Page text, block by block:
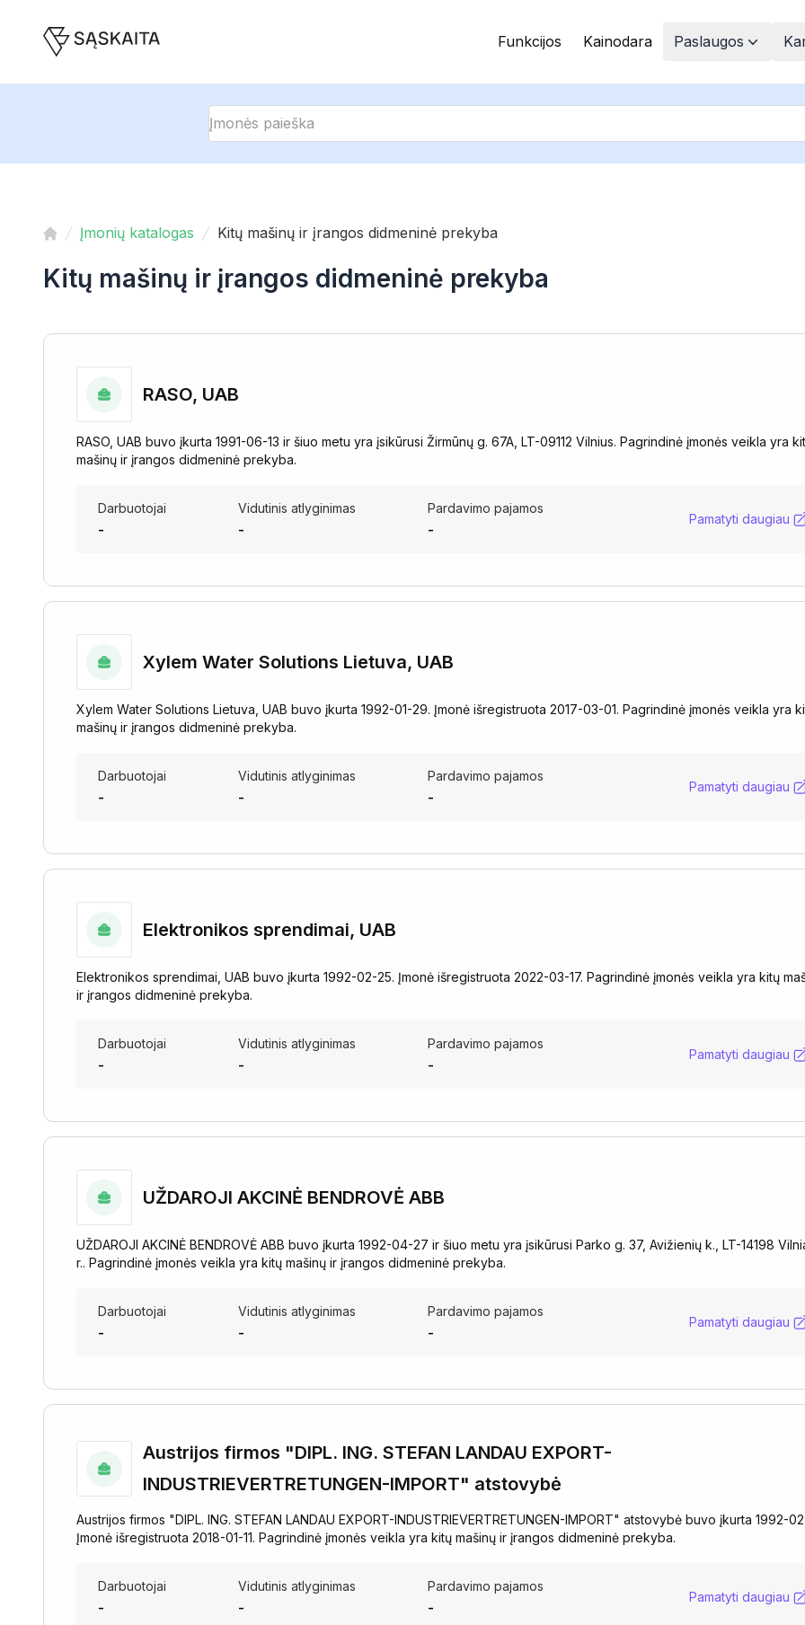
Funkcijos Kainodara Paslaugos
Įmonių katalogas Kitų mašinų ir įrangos didmeninė prekyba
Kitų mašinų ir įrangos didmeninė prekyba
RASO, UAB
RASO, UAB buvo įkurta 1991-06-13 ir šiuo metu yra įsikūrusi Žirmūnų g. 67A, LT-09112 Vilnius. Pagrindinė įmonės veikla yra
mašinų ir įrangos didmeninė prekyba.
Darbuotojai
-
Vidutinis atlyginimas
-
Pardavimo pajamos
-
Pamatyti daugiau
Xylem Water Solutions Lietuva, UAB
Xylem Water Solutions Lietuva, UAB buvo įkurta 1992-01-29. Įmonė išregistruota 2017-03-01. Pagrindinė įmonės veikla yra
mašinų ir įrangos didmeninė prekyba.
Darbuotojai
-
Vidutinis atlyginimas
-
Pardavimo pajamos
-
Pamatyti daugiau
Elektronikos sprendimai, UAB
Elektronikos sprendimai, UAB buvo įkurta 1992-02-25. Įmonė išregistruota 2022-03-17. Pagrindinė įmonės veikla yra kitų
ir įrangos didmeninė prekyba.
Darbuotojai
-
Vidutinis atlyginimas
-
Pardavimo pajamos
-
Pamatyti daugiau
UŽDAROJI AKCINĖ BENDROVĖ ABB
UŽDAROJI AKCINĖ BENDROVĖ ABB buvo įkurta 1992-04-27 ir šiuo metu yra įsikūrusi Parko g. 37, Avižienių k., LT-14198
r.. Pagrindinė įmonės veikla yra kitų mašinų ir įrangos didmeninė prekyba.
Darbuotojai
-
Vidutinis atlyginimas
-
Pardavimo pajamos
-
Pamatyti daugiau
Austrijos firmos "DIPL. ING. STEFAN LANDAU EXPORT-
INDUSTRIEVERTRETUNGEN-IMPORT" atstovybė
Austrijos firmos "DIPL. ING. STEFAN LANDAU EXPORT-INDUSTRIEVERTRETUNGEN-IMPORT" atstovybė buvo įkurta 1992-
Įmonė išregistruota 2018-01-11. Pagrindinė įmonės veikla yra kitų mašinų ir įrangos didmeninė prekyba.
Darbuotojai
-
Vidutinis atlyginimas
-
Pardavimo pajamos
-
Pamatyti daugiau